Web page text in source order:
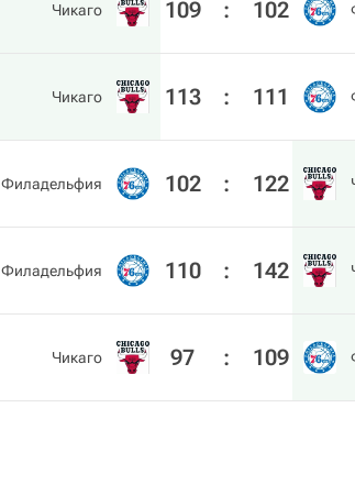
Чикаго 109 : 102
Чикаго 113 : 111
Филадельфия 102 : 122
Филадельфия 110 : 142
Чикаго 97 : 109